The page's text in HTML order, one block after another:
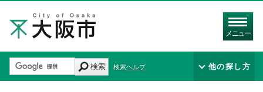
メニュー
検索 検索ヘルプ 他の探し方